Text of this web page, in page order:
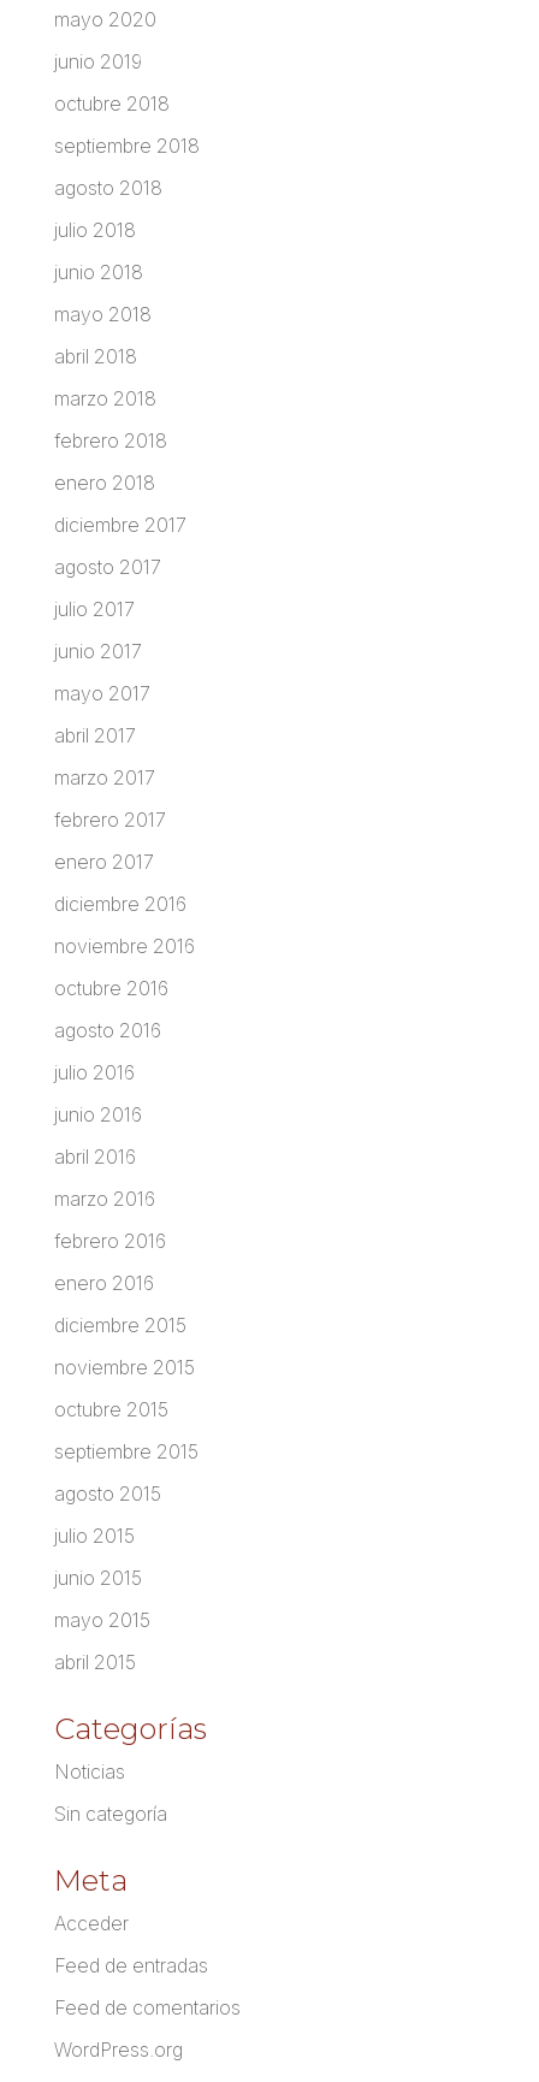
mayo 2020
junio 2019
octubre 2018
septiembre 2018
agosto 2018
julio 2018
junio 2018
mayo 2018
abril 2018
marzo 2018
febrero 2018
enero 2018
diciembre 2017
agosto 2017
julio 2017
junio 2017
mayo 2017
abril 2017
marzo 2017
febrero 2017
enero 2017
diciembre 2016
noviembre 2016
octubre 2016
agosto 2016
julio 2016
junio 2016
abril 2016
marzo 2016
febrero 2016
enero 2016
diciembre 2015
noviembre 2015
octubre 2015
septiembre 2015
agosto 2015
julio 2015
junio 2015
mayo 2015
abril 2015
Categorías
Noticias
Sin categoría
Meta
Acceder
Feed de entradas
Feed de comentarios
WordPress.org